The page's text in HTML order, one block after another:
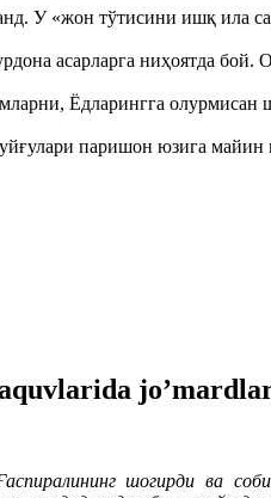
У «жон тўтисини ишқ ила
асарларга ниҳоятда
Ёдларингга
паришон юзига
шогирди ва